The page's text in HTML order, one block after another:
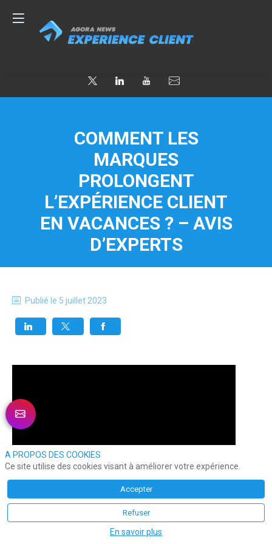
COMMENT LES
MARQUES
PROLONGENT
L’EXPÉRIENCE CLIENT
EN VACANCES ? – AVIS
D’EXPERTS
Publié le 5 juillet 2023
A PROPOS DES COOKIES
Ce site utilise des cookies visant à améliorer votre expérience.
Accepter
Refuser
En savoir plus